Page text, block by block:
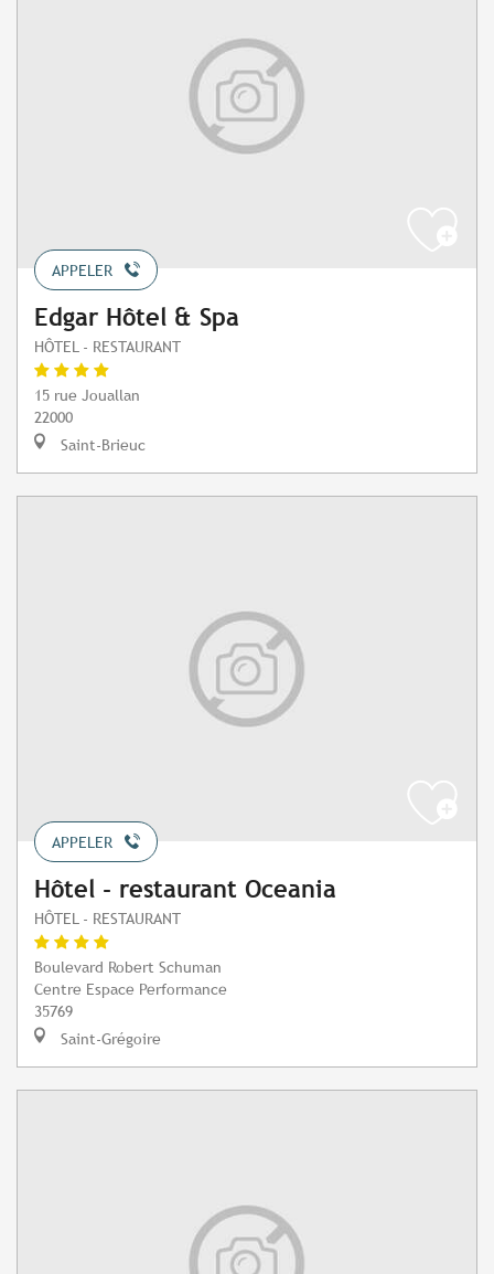
APPELER
Edgar Hôtel & Spa
HÔTEL - RESTAURANT
15 rue Jouallan
22000
Saint-Brieuc
APPELER
Hôtel - restaurant Oceania
HÔTEL - RESTAURANT
Boulevard Robert Schuman
Centre Espace Performance
35769
Saint-Grégoire